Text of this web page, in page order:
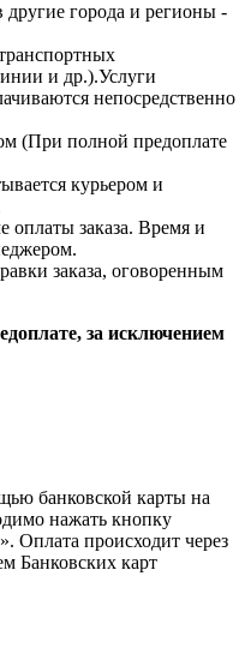
города и регионы -
и др.).Услуги
непосредственно
(При полной предоплате
курьером и
оплаты заказа. Время и
заказа, оговоренным
за исключением
банковской карты на
нажать кнопку
Оплата происходит через
Банковских карт